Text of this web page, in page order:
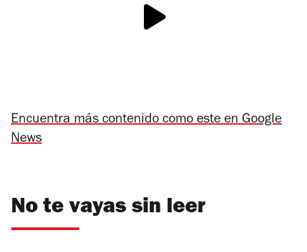
Encuentra más contenido como este en Google
News
No te vayas sin leer